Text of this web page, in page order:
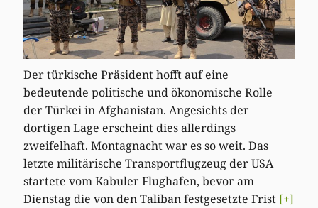
Der türkische Präsident hofft auf eine
bedeutende politische und ökonomische Rolle
der Türkei in Afghanistan. Angesichts der
dortigen Lage erscheint dies allerdings
zweifelhaft. Montagnacht war es so weit. Das
letzte militärische Transportflugzeug der USA
startete vom Kabuler Flughafen, bevor am
Dienstag die von den Taliban festgesetzte Frist [+]